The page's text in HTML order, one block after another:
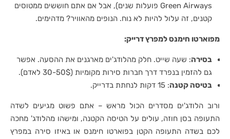
Green Airways פועלות שנים), אבל אם אתם חוששים ממטוסים
קטנים, זה עלול להיות לא נוח. הנופים מהאוויר? מדהימים.
מפוארטו חימנס למפרץ דרייק:
בסירה: שעה שייט. חלק מהלודג'ים מארגנים את ההסעה. אפשר
גם להזמין בנפרד דרך חברות סירות מקומיות (30-50$ לאדם).
בטיסה קטנה: 15 דקות לנחתת בדרייק.
ורוב הלודג'ים מסדרים הכול מראש – אתם פשוט מגיעים לשדה
התעופה בסן חוזה, עולים על הטיסה הקטנה, ומישהו מהלודג' מחכה
לכם בשדה התעופה הקטן בפוארטו חימנס או באיזו סירה במפרץ